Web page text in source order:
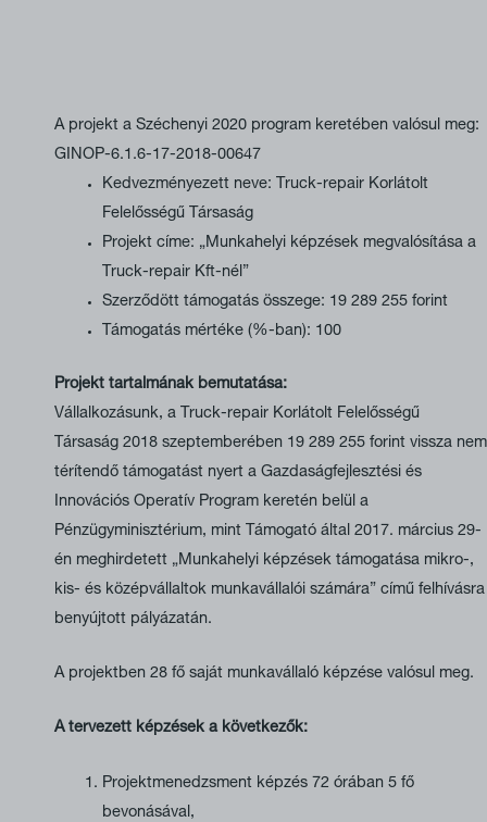
A projekt a Széchenyi 2020 program keretében valósul meg:
GINOP-6.1.6-17-2018-00647
Kedvezményezett neve: Truck-repair Korlátolt
Felelősségű Társaság
Projekt címe: „Munkahelyi képzések megvalósítása a
Truck-repair Kft-nél”
Szerződött támogatás összege: 19 289 255 forint
Támogatás mértéke (%-ban): 100
Projekt tartalmának bemutatása:
Vállalkozásunk, a Truck-repair Korlátolt Felelősségű
Társaság 2018 szeptemberében 19 289 255 forint vissza nem
térítendő támogatást nyert a Gazdaságfejlesztési és
Innovációs Operatív Program keretén belül a
Pénzügyminisztérium, mint Támogató által 2017. március 29-
én meghirdetett „Munkahelyi képzések támogatása mikro-,
kis- és középvállaltok munkavállalói számára” című felhívásra
benyújtott pályázatán.
A projektben 28 fő saját munkavállaló képzése valósul meg.
A tervezett képzések a következők:
Projektmenedzsment képzés 72 órában 5 fő
bevonásával,